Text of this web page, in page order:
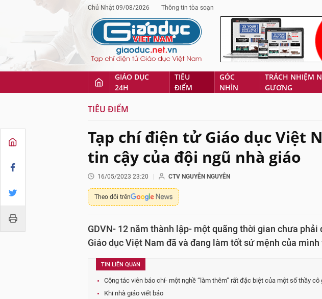
Chủ Nhật 09/08/2026 Thông tin tòa soạn
GIÁO DỤC
24H
TIÊU
ĐIỂM
GÓC
NHÌN
TRÁCH NHIỆM
GƯƠNG
TIÊU ĐIỂM
Tạp chí điện tử Giáo dục Việt
tin cậy của đội ngũ nhà giáo
16/05/2023 23:20 CTV NGUYỄN NGUYÊN
Theo dõi trên
GDVN- 12 năm thành lập- một quãng thời gian chưa
Giáo dục Việt Nam đã và đang làm tốt sứ mệnh của mình
TIN LIÊN QUAN
Cộng tác viên báo chí- một nghề “làm thêm” rất đặc biệt của một số thầy cô
Khi nhà giáo viết báo